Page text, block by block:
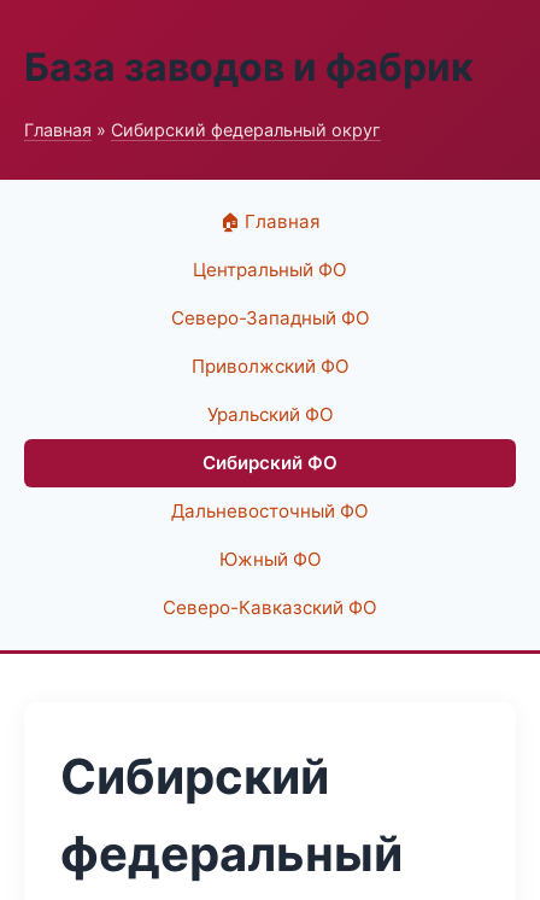
База заводов и фабрик
Главная » Сибирский федеральный округ
🏠 Главная
Центральный ФО
Северо-Западный ФО
Приволжский ФО
Уральский ФО
Сибирский ФО
Дальневосточный ФО
Южный ФО
Северо-Кавказский ФО
Сибирский
федеральный